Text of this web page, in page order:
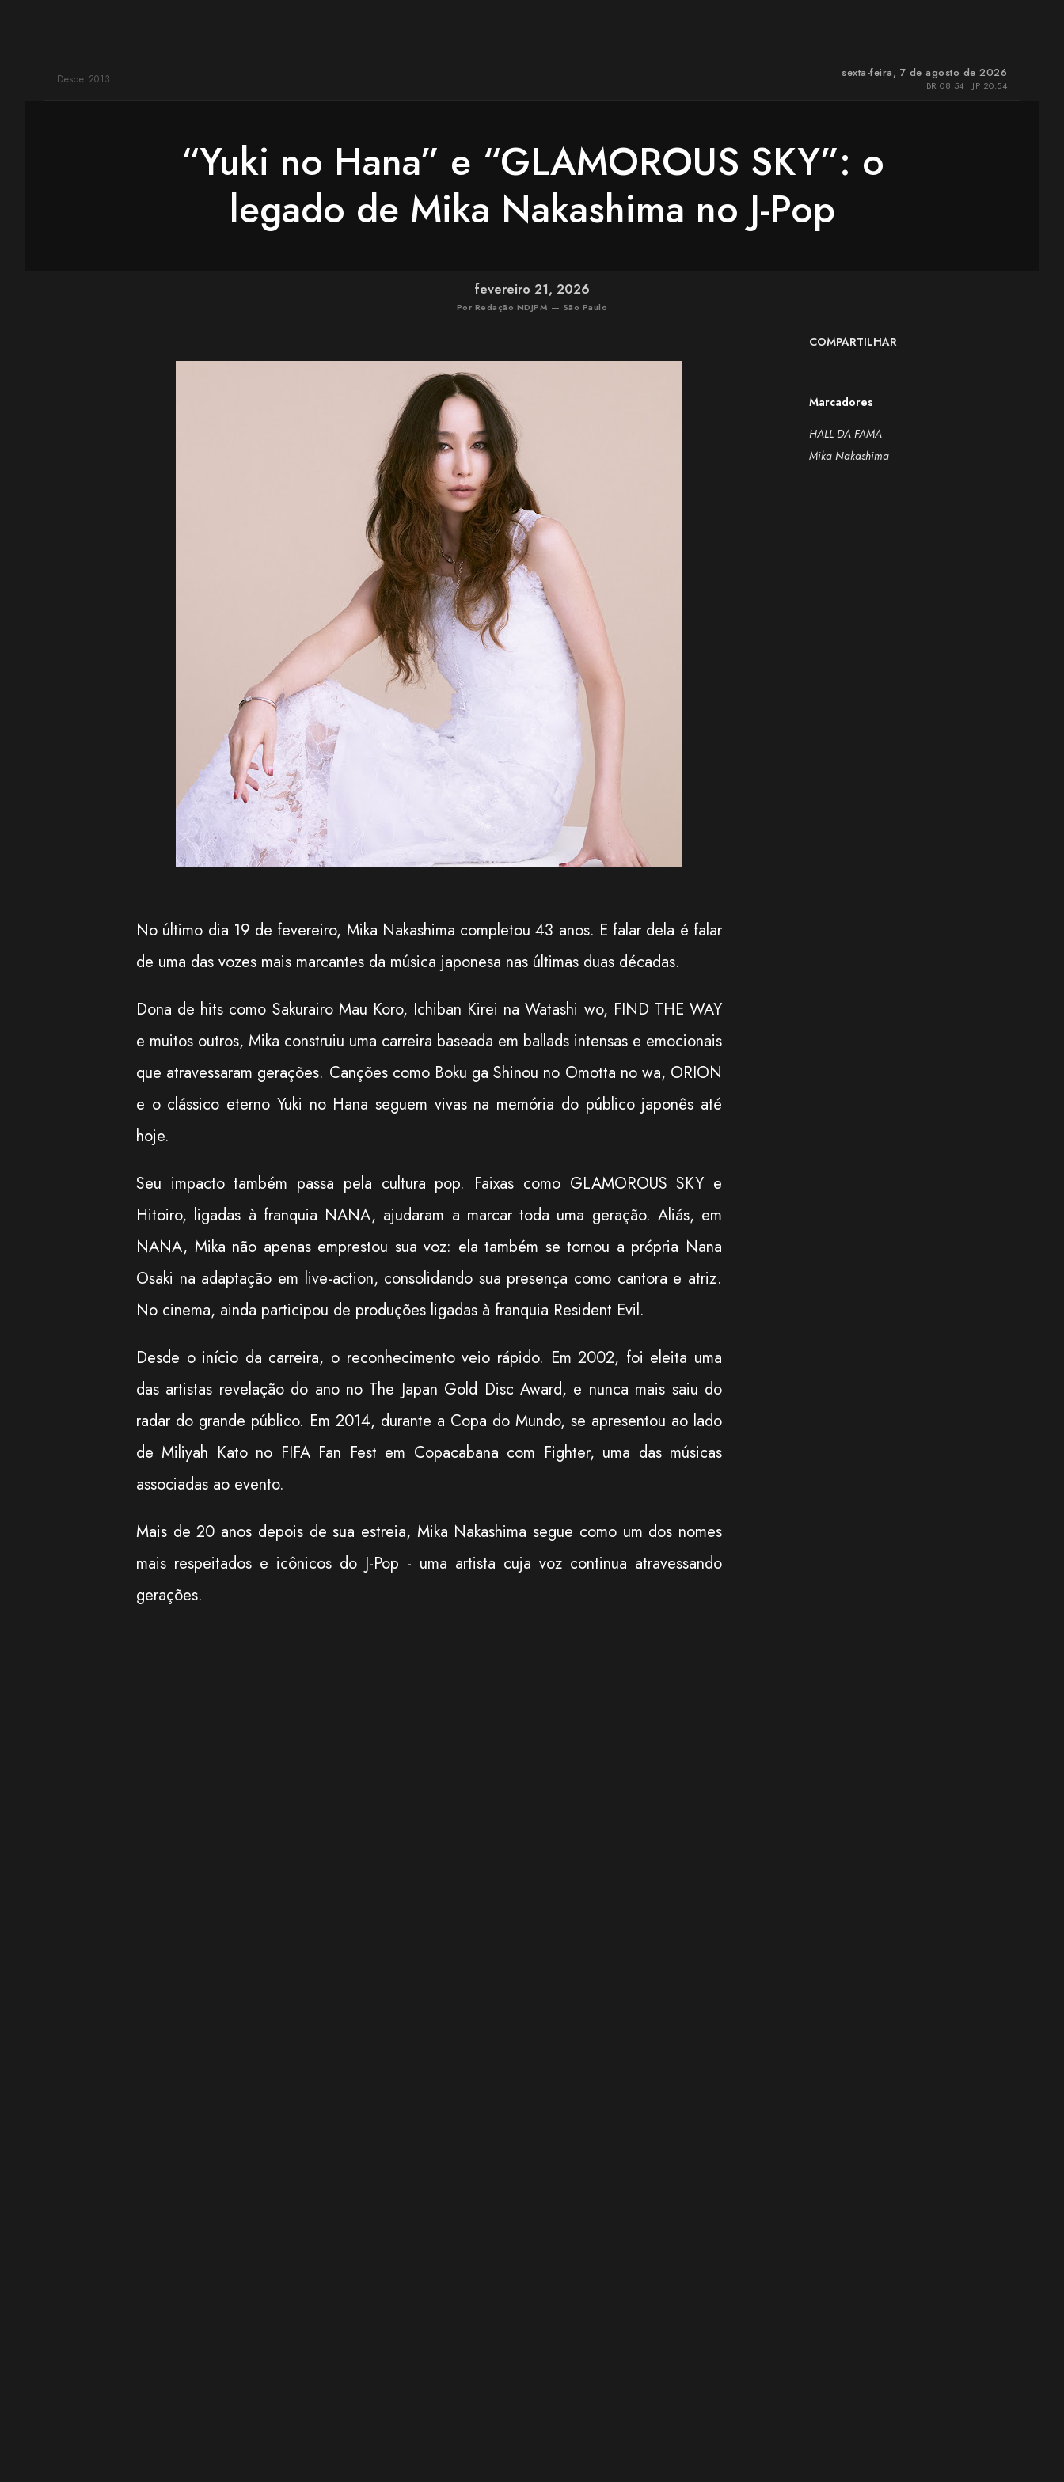
Desde 2013 sexta-feira, 7 de agosto de 2026
BR 08:54 • JP 20:54
“Yuki no Hana” e “GLAMOROUS SKY”: o
legado de Mika Nakashima no J-Pop
fevereiro 21, 2026
Por Redação NDJPM — São Paulo
No último dia 19 de fevereiro, Mika Nakashima completou 43 anos. E falar dela é falar
de uma das vozes mais marcantes da música japonesa nas últimas duas décadas.
Dona de hits como Sakurairo Mau Koro, Ichiban Kirei na Watashi wo, FIND THE WAY
e muitos outros, Mika construiu uma carreira baseada em ballads intensas e emocionais
que atravessaram gerações. Canções como Boku ga Shinou no Omotta no wa, ORION
e o clássico eterno Yuki no Hana seguem vivas na memória do público japonês até
hoje.
Seu impacto também passa pela cultura pop. Faixas como GLAMOROUS SKY e
Hitoiro, ligadas à franquia NANA, ajudaram a marcar toda uma geração. Aliás, em
NANA, Mika não apenas emprestou sua voz: ela também se tornou a própria Nana
Osaki na adaptação em live-action, consolidando sua presença como cantora e atriz.
No cinema, ainda participou de produções ligadas à franquia Resident Evil.
Desde o início da carreira, o reconhecimento veio rápido. Em 2002, foi eleita uma
das artistas revelação do ano no The Japan Gold Disc Award, e nunca mais saiu do
radar do grande público. Em 2014, durante a Copa do Mundo, se apresentou ao lado
de Miliyah Kato no FIFA Fan Fest em Copacabana com Fighter, uma das músicas
associadas ao evento.
Mais de 20 anos depois de sua estreia, Mika Nakashima segue como um dos nomes
mais respeitados e icônicos do J-Pop - uma artista cuja voz continua atravessando
gerações.
COMPARTILHAR
Marcadores
HALL DA FAMA
Mika Nakashima